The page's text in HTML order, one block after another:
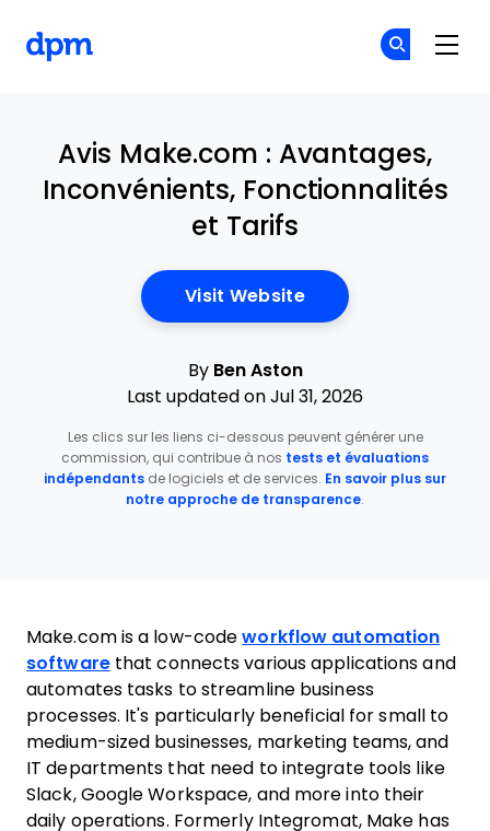
Avis Make.com : Avantages,
Inconvénients, Fonctionnalités
et Tarifs
Visit WebsiteOpens New Window
By Ben Aston
Last updated on Jul 31, 2026
Les clics sur les liens ci-dessous peuvent générer une
commission, qui contribue à nos tests et évaluations
indépendants de logiciels et de services. En savoir plus sur
notre approche de transparence.
Make.com is a low-codeworkflow automation
softwarethat connects various applications and
automates tasks to streamline business
processes. It's particularly beneficial for small to
medium-sized businesses, marketing teams, and
IT departments that need to integrate tools like
Slack, Google Workspace, and more into their
daily operations. Formerly Integromat, Make has